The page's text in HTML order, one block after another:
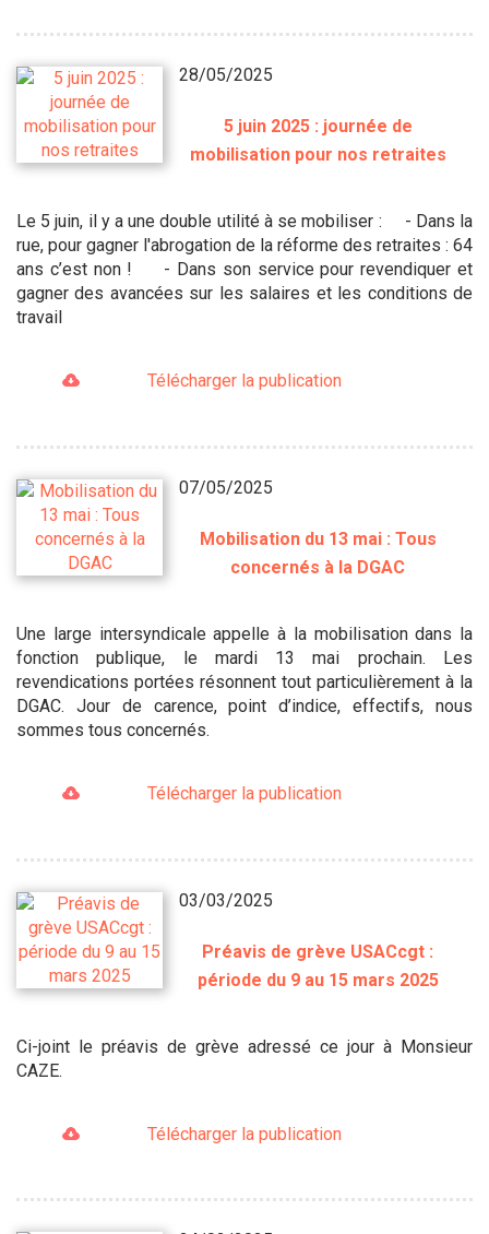
28/05/2025
5 juin 2025 : journée de
mobilisation pour nos retraites
Le 5 juin, il y a une double utilité à se mobiliser : - Dans la
rue, pour gagner l'abrogation de la réforme des retraites : 64
ans c’est non ! - Dans son service pour revendiquer et
gagner des avancées sur les salaires et les conditions de
travail
Télécharger la publication
07/05/2025
Mobilisation du 13 mai : Tous
concernés à la DGAC
Une large intersyndicale appelle à la mobilisation dans la
fonction publique, le mardi 13 mai prochain. Les
revendications portées résonnent tout particulièrement à la
DGAC. Jour de carence, point d’indice, effectifs, nous
sommes tous concernés.
Télécharger la publication
03/03/2025
Préavis de grève USACcgt :
période du 9 au 15 mars 2025
Ci-joint le préavis de grève adressé ce jour à Monsieur
CAZE.
Télécharger la publication